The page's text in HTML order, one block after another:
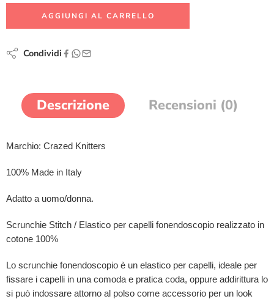
AGGIUNGI AL CARRELLO
Condividi
Descrizione Recensioni (0)
Marchio: Crazed Knitters
100% Made in Italy
Adatto a uomo/donna.
Scrunchie Stitch / Elastico per capelli fonendoscopio realizzato in
cotone 100%
Lo scrunchie fonendoscopio è un elastico per capelli, ideale per
fissare i capelli in una comoda e pratica coda, oppure addirittura lo
si può indossare attorno al polso come accessorio per un look